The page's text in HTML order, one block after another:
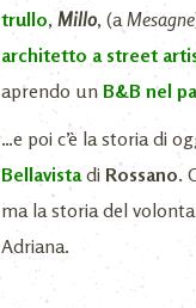
trullo, Millo, (aMesagne
architetto a street
aprendo un B&B nel
…e poi c’è la storia di
Bellavista di Rossano.
ma la storia del
Adriana.